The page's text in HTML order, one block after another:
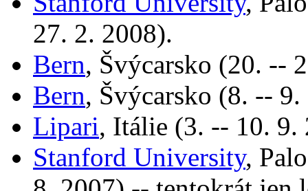
27. 2. 2008).
Bern, Švýcarsko (20. --
Bern, Švýcarsko (8. --
Lipari, Itálie (3. -- 10. 9.
Stanford University,